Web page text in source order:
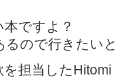
本ですよ？
ので行きたい
担当した